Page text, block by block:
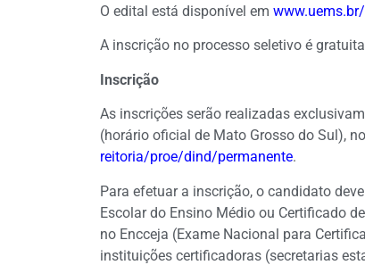
O edital está disponível em
A inscrição no processo seletivo é
Inscrição
As inscrições serão realizadas
(horário oficial de Mato Grosso do Sul),
reitoria/proe/dind/permanente.
Para efetuar a inscrição, o candidato
Escolar do Ensino Médio ou Certificado
no Encceja (Exame Nacional para
instituições certificadoras (secretarias